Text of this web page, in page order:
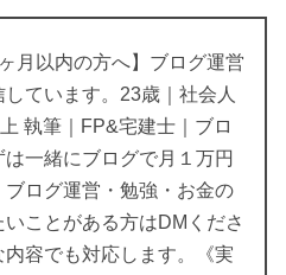
月以内の方へ】ブログ運営
ています。23歳｜社会人
執筆｜FP&宅建士｜ブロ
一緒にブログで月１万円
ブログ運営・勉強・お金の
ことがある方はDMくださ
容でも対応します。《実